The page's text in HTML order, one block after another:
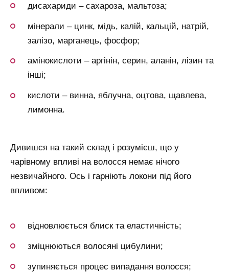
дисахариди – сахароза, мальтоза;
мінерали – цинк, мідь, калій, кальцій, натрій,
залізо, марганець, фосфор;
амінокислоти – аргінін, серин, аланін, лізин та
інші;
кислоти – винна, яблучна, оцтова, щавлева,
лимонна.
Дивишся на такий склад і розумієш, що у
чарівному впливі на волосся немає нічого
незвичайного. Ось і гарніють локони під його
впливом:
відновлюється блиск та еластичність;
зміцнюються волосяні цибулини;
зупиняється процес випадання волосся;